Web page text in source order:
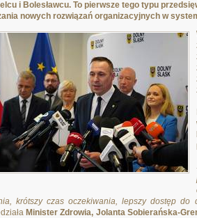
i Bolesławcu. To pierwsze tego typu
nowych rozwiązań organizacyjnych w
krótszy czas oczekiwania, lepszy dostęp do
Minister Zdrowia, Jolanta Sobierańska-